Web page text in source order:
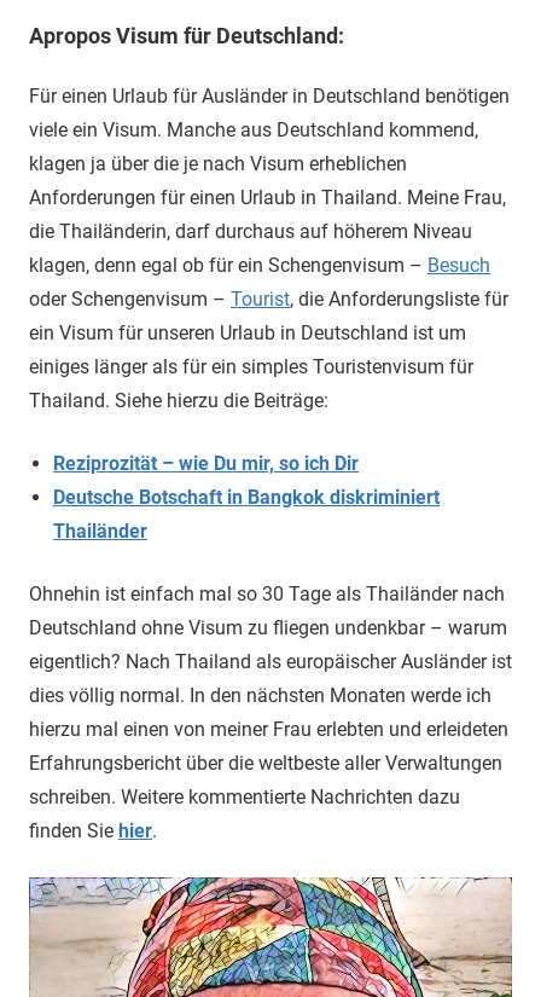
Apropos Visum für Deutschland:
Für einen Urlaub für Ausländer in Deutschland benötigen
viele ein Visum. Manche aus Deutschland kommend,
klagen ja über die je nach Visum erheblichen
Anforderungen für einen Urlaub in Thailand. Meine Frau,
die Thailänderin, darf durchaus auf höherem Niveau
klagen, denn egal ob für ein Schengenvisum – Besuch
oder Schengenvisum – Tourist, die Anforderungsliste für
ein Visum für unseren Urlaub in Deutschland ist um
einiges länger als für ein simples Touristenvisum für
Thailand. Siehe hierzu die Beiträge:
Reziprozität – wie Du mir, so ich Dir
Deutsche Botschaft in Bangkok diskriminiert
Thailänder
Ohnehin ist einfach mal so 30 Tage als Thailänder nach
Deutschland ohne Visum zu fliegen undenkbar – warum
eigentlich? Nach Thailand als europäischer Ausländer ist
dies völlig normal. In den nächsten Monaten werde ich
hierzu mal einen von meiner Frau erlebten und erleideten
Erfahrungsbericht über die weltbeste aller Verwaltungen
schreiben. Weitere kommentierte Nachrichten dazu
finden Sie hier.